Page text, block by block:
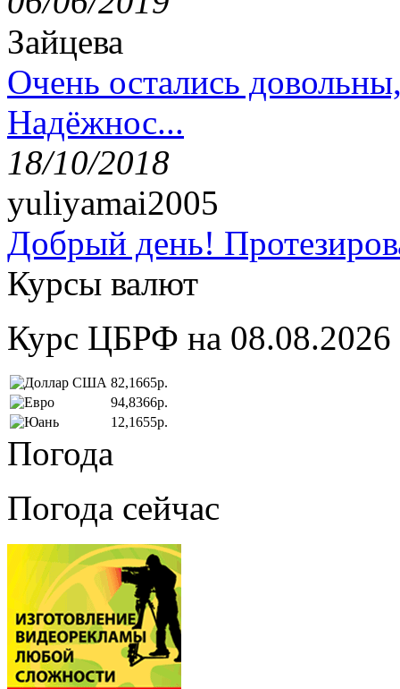
Зайцева
Очень остались
Надёжнос...
18/10/2018
yuliyamai2005
Добрый день!
Курсы валют
Курс ЦБРФ на 08.08.2026
82,1665р.
94,8366р.
12,1655р.
Погода
Погода сейчас